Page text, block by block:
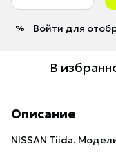
% Войти для
В
Описание
NISSAN Tiida.